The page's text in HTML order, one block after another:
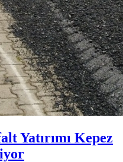
Yatırımı Kepez